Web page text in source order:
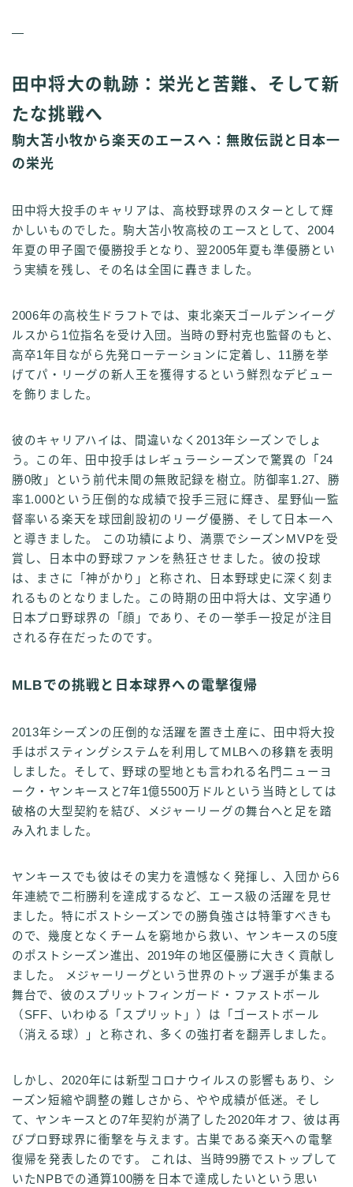
—
田中将大の軌跡：栄光と苦難、そして新
たな挑戦へ
駒大苫小牧から楽天のエースへ：無敗伝説と日本一
の栄光
田中将大投手のキャリアは、高校野球界のスターとして輝
かしいものでした。駒大苫小牧高校のエースとして、2004
年夏の甲子園で優勝投手となり、翌2005年夏も準優勝とい
う実績を残し、その名は全国に轟きました。
2006年の高校生ドラフトでは、東北楽天ゴールデンイーグ
ルスから1位指名を受け入団。当時の野村克也監督のもと、
高卒1年目ながら先発ローテーションに定着し、11勝を挙
げてパ・リーグの新人王を獲得するという鮮烈なデビュー
を飾りました。
彼のキャリアハイは、間違いなく2013年シーズンでしょ
う。この年、田中投手はレギュラーシーズンで驚異の「24
勝0敗」という前代未聞の無敗記録を樹立。防御率1.27、勝
率1.000という圧倒的な成績で投手三冠に輝き、星野仙一監
督率いる楽天を球団創設初のリーグ優勝、そして日本一へ
と導きました。 この功績により、満票でシーズンMVPを受
賞し、日本中の野球ファンを熱狂させました。彼の投球
は、まさに「神がかり」と称され、日本野球史に深く刻ま
れるものとなりました。この時期の田中将大は、文字通り
日本プロ野球界の「顔」であり、その一挙手一投足が注目
される存在だったのです。
MLBでの挑戦と日本球界への電撃復帰
2013年シーズンの圧倒的な活躍を置き土産に、田中将大投
手はポスティングシステムを利用してMLBへの移籍を表明
しました。そして、野球の聖地とも言われる名門ニューヨ
ーク・ヤンキースと7年1億5500万ドルという当時としては
破格の大型契約を結び、メジャーリーグの舞台へと足を踏
み入れました。
ヤンキースでも彼はその実力を遺憾なく発揮し、入団から6
年連続で二桁勝利を達成するなど、エース級の活躍を見せ
ました。特にポストシーズンでの勝負強さは特筆すべきも
ので、幾度となくチームを窮地から救い、ヤンキースの5度
のポストシーズン進出、2019年の地区優勝に大きく貢献し
ました。 メジャーリーグという世界のトップ選手が集まる
舞台で、彼のスプリットフィンガード・ファストボール
（SFF、いわゆる「スプリット」）は「ゴーストボール
（消える球）」と称され、多くの強打者を翻弄しました。
しかし、2020年には新型コロナウイルスの影響もあり、シ
ーズン短縮や調整の難しさから、やや成績が低迷。そし
て、ヤンキースとの7年契約が満了した2020年オフ、彼は再
びプロ野球界に衝撃を与えます。古巣である楽天への電撃
復帰を発表したのです。 これは、当時99勝でストップして
いたNPBでの通算100勝を日本で達成したいという思い